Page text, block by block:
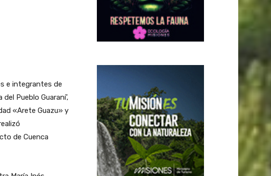
e integrantes de
Pueblo Guaraní’,
«Arete Guazu» y
de Cuenca